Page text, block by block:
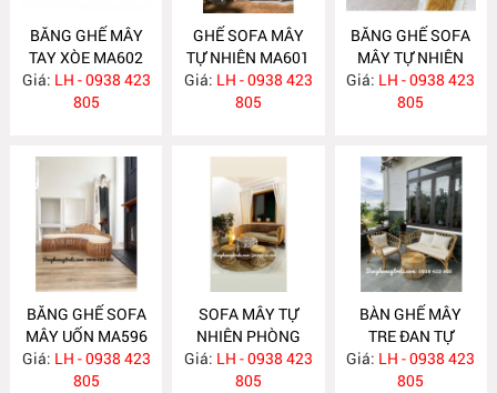
BĂNG GHẾ MÂY
TAY XÒE MA602
Giá: LH - 0938 423
805
GHẾ SOFA MÂY
TỰ NHIÊN MA601
Giá: LH - 0938 423
805
BĂNG GHẾ SOFA
MÂY TỰ NHIÊN
MA597
Giá: LH - 0938 423
805
BĂNG GHẾ SOFA
MÂY UỐN MA596
Giá: LH - 0938 423
805
SOFA MÂY TỰ
NHIÊN PHÒNG
KHÁCH MA588
Giá: LH - 0938 423
805
BÀN GHẾ MÂY
TRE ĐAN TỰ
NHIÊN MA587
Giá: LH - 0938 423
805